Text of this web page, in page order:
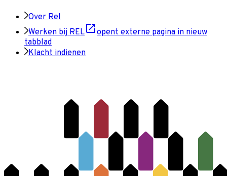
Over Rel
Werken bij REL
opent externe pagina in nieuw
tabblad
Klacht indienen